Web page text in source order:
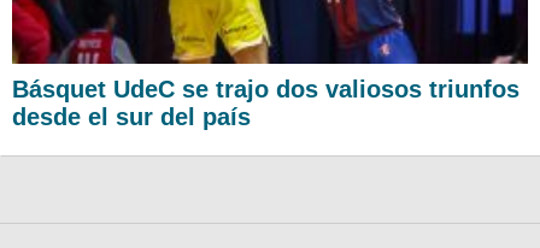
Básquet UdeC se trajo dos valiosos triunfos
desde el sur del país